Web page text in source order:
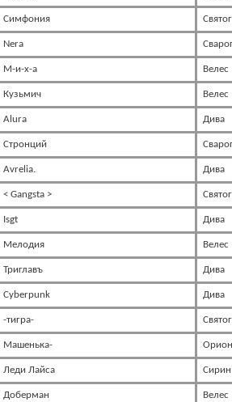
Симфония
Nera
М-и-х-а Велес
Кузьмич Велес
Alura Дива
Стронций
Avrelia. Дива
< Gangsta >
Isgt Дива
Мелодия Велес
Триглавъ Дива
Cyberpunk Дива
-тигра-
Машенька- Орион
Леди Лайса Сирин
Доберман Велес